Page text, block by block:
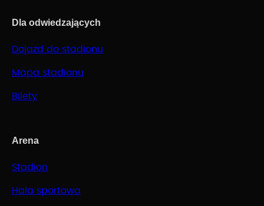
Dla odwiedzających
Dojazd do stadionu
Mapa stadionu
Bilety
Arena
Stadion
Hala sportowa